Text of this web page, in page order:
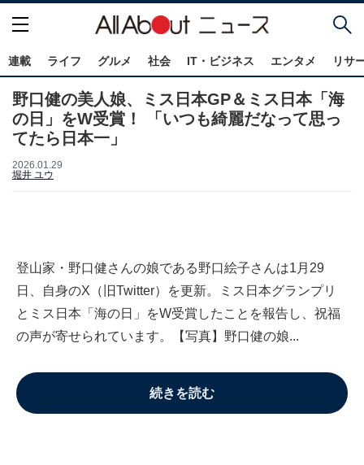
連載 ライフ グルメ 社会 IT・ビジネス エンタメ リサ
野口健の美人娘、ミス日本GP＆ミス日本「海
の日」をW受賞！ 「いつも綺麗だなって思っ
てたら日本一」
2026.01.29
堀井 ユウ
登山家・野口健さんの娘である野口絵子さんは1月29
日、自身のX（旧Twitter）を更新。ミス日本グランプリ
とミス日本「海の日」をW受賞したことを報告し、祝福
の声が寄せられています。【写真】野口健の娘...
続きを読む